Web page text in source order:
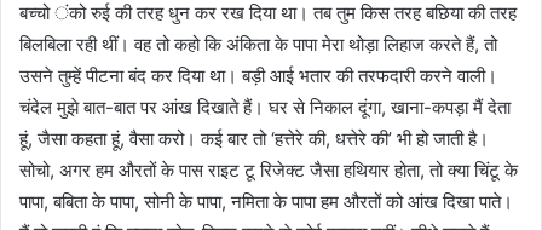
बच्चो ंको रुई की तरह धुन कर रख दिया था। तब तुम किस तरह बछिया की तरह
बिलबिला रही थीं। वह तो कहो कि अंकिता के पापा मेरा थोड़ा लिहाज करते हैं, तो
उसने तुम्हें पीटना बंद कर दिया था। बड़ी आई भतार की तरफदारी करने वाली।
चंदेल मुझे बात-बात पर आंख दिखाते हैं। घर से निकाल दूंगा, खाना-कपड़ा मैं देता
हूं, जैसा कहता हूं, वैसा करो। कई बार तो ‘हत्तेरे की, धत्तेरे की’ भी हो जाती है।
सोचो, अगर हम औरतों के पास राइट टू रिजेक्ट जैसा हथियार होता, तो क्या चिंटू के
पापा, बबिता के पापा, सोनी के पापा, नमिता के पापा हम औरतों को आंख दिखा पाते।